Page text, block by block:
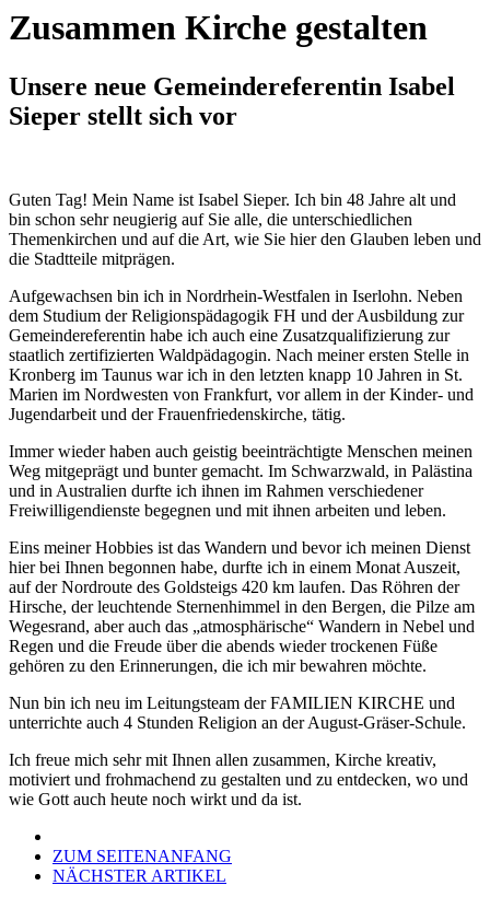
Zusammen Kirche gestalten
Unsere neue Gemeindereferentin Isabel
Sieper stellt sich vor
Guten Tag! Mein Name ist Isabel Sieper. Ich bin 48 Jahre alt und
bin schon sehr neugierig auf Sie alle, die unterschiedlichen
Themenkirchen und auf die Art, wie Sie hier den Glauben leben und
die Stadtteile mitprägen.
Aufgewachsen bin ich in Nordrhein-Westfalen in Iserlohn. Neben
dem Studium der Religionspädagogik FH und der Ausbildung zur
Gemeindereferentin habe ich auch eine Zusatzqualifizierung zur
staatlich zertifizierten Waldpädagogin. Nach meiner ersten Stelle in
Kronberg im Taunus war ich in den letzten knapp 10 Jahren in St.
Marien im Nordwesten von Frankfurt, vor allem in der Kinder- und
Jugendarbeit und der Frauenfriedenskirche, tätig.
Immer wieder haben auch geistig beeinträchtigte Menschen meinen
Weg mitgeprägt und bunter gemacht. Im Schwarzwald, in Palästina
und in Australien durfte ich ihnen im Rahmen verschiedener
Freiwilligendienste begegnen und mit ihnen arbeiten und leben.
Eins meiner Hobbies ist das Wandern und bevor ich meinen Dienst
hier bei Ihnen begonnen habe, durfte ich in einem Monat Auszeit,
auf der Nordroute des Goldsteigs 420 km laufen. Das Röhren der
Hirsche, der leuchtende Sternenhimmel in den Bergen, die Pilze am
Wegesrand, aber auch das „atmosphärische“ Wandern in Nebel und
Regen und die Freude über die abends wieder trockenen Füße
gehören zu den Erinnerungen, die ich mir bewahren möchte.
Nun bin ich neu im Leitungsteam der FAMILIEN KIRCHE und
unterrichte auch 4 Stunden Religion an der August-Gräser-Schule.
Ich freue mich sehr mit Ihnen allen zusammen, Kirche kreativ,
motiviert und frohmachend zu gestalten und zu entdecken, wo und
wie Gott auch heute noch wirkt und da ist.
ZUM SEITENANFANG
NÄCHSTER ARTIKEL